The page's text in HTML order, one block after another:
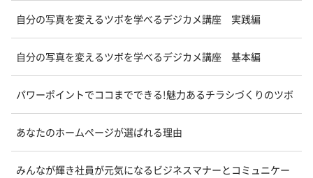
自分の写真を変えるツボを学べるデジカメ講座 実践編
自分の写真を変えるツボを学べるデジカメ講座 基本編
パワーポイントでココまでできる!魅力あるチラシづくりのツボ
あなたのホームページが選ばれる理由
みんなが輝き社員が元気になるビジネスマナーとコミュニケー